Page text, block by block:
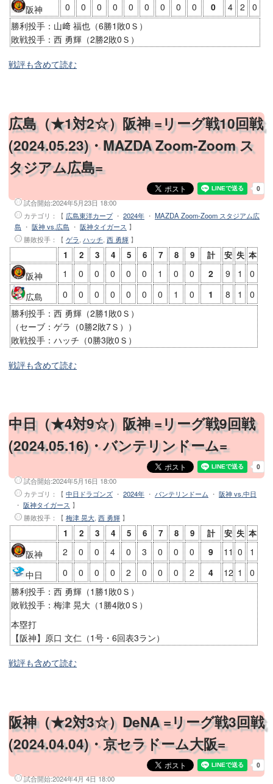
阪神
0 0 0 0 0 0 0 0 0 0 4 2
0
勝利投手：山﨑 福也（6勝1敗0Ｓ）
敗戦投手：西 勇輝（2勝2敗0Ｓ）
戦評も含めて読む
広島（★1対2☆）阪神 =リーグ戦10回戦
(2024.05.23)・MAZDA Zoom-Zoom ス
タジアム広島=
試合開始:2024年5月23日 18:00
カテゴリ：【 広島東洋カープ・ 2024年 ・ MAZDA Zoom-Zoom スタジアム広
島 ・ 阪神 vs.広島 ・ 阪神タイガース 】
勝敗投手 ：【 ゲラ ハッチ 西 勇輝 】
1 2 3 4 5 6 7 8 9 計 安 失 本
阪神 1 0 0 0 0 0 1 0 0 2 9 1
0
広島
0 0 0 0 0 0 0 1 0 1 8 1
0
勝利投手：西 勇輝（2勝1敗0Ｓ）
（セーブ：ゲラ（0勝2敗7Ｓ））
敗戦投手：ハッチ（0勝3敗0Ｓ）
戦評も含めて読む
中日（★4対9☆）阪神 =リーグ戦9回戦
(2024.05.16)・バンテリンドーム=
試合開始:2024年5月16日 18:00
カテゴリ：【 中日ドラゴンズ ・ 2024年 ・ バンテリンドーム ・ 阪神 vs.中日
・ 阪神タイガース 】
勝敗投手 ：【 梅津 晃大 西 勇輝 】
1 2 3 4 5 6 7 8 9 計 安 失 本
阪神 2 0 0 4 0 3 0 0 0 9 11 0
1
中日
0 0 0 0 2 0 0 0 2 4 12 1
0
勝利投手：西 勇輝（1勝1敗0Ｓ）
敗戦投手：梅津 晃大（1勝4敗0Ｓ）
本塁打
【阪神】原口 文仁（1号・6回表3ラン）
戦評も含めて読む
阪神（★2対3☆）DeNA =リーグ戦3回戦
(2024.04.04)・京セラドーム大阪=
試合開始:2024年4月 4日 18:00